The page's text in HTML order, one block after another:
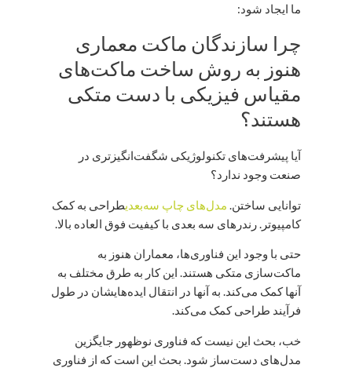
ما ایجاد شود:
چرا سازندگان ماکت معماری
هنوز به روش ساخت ماکت‌های
مقیاس فیزیکی با دست متکی
هستند؟
آیا پیشرفت‌های تکنولوژیکی شگفت‌انگیزتری در
صنعت وجود ندارد؟
توانایی ساختن. مدل‌های چاپ سه‌بعدیطراحی به کمک
کامپیوتر. رندرهای سه بعدی با کیفیت فوق العاده بالا.
حتی با وجود این فناوری‌ها، معماران هنوز به
ماکت‌سازی متکی هستند. این کار به طرق مختلف به
آنها کمک می‌کند. به آنها در انتقال ایده‌هایشان در طول
فرآیند طراحی کمک می‌کند.
خب، بحث این نیست که فناوری نوظهور جایگزین
مدل‌های دست‌ساز شود. بحث این است که از فناوری